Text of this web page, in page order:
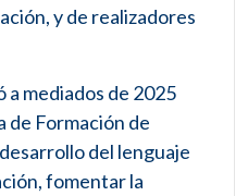
y de realizadores
a mediados de 2025
de Formación de
del lenguaje
fomentar la